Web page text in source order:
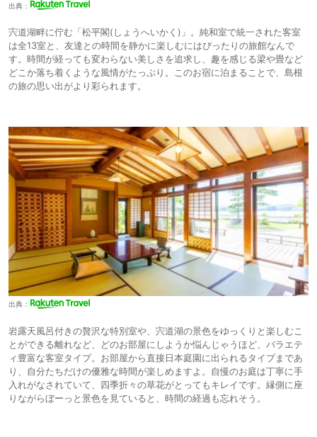
出典：
宍道湖畔に佇む「松平閣(しょうへいかく)」。純和室で統一された客室
は全13室と、友達との時間を静かに楽しむにはぴったりの旅館なんで
す。時間が経っても変わらない美しさを追求し、趣を感じる梁や畳など
どこか落ち着くような風情がたっぷり。このお宿に泊まることで、島根
の旅の思い出がより彩られます。
出典：
岩露天風呂付きの贅沢な特別室や、宍道湖の景色をゆっくりと楽しむこ
とができる離れなど、どのお部屋にしようか悩んじゃうほど、バラエテ
ィ豊富な客室タイプ。お部屋から直接日本庭園に出られるタイプまであ
り、自分たちだけの優雅な時間が楽しめますよ。自慢のお庭は丁寧に手
入れがなされていて、四季折々の草花がとってもキレイです。縁側に座
りながらぼーっと景色を見ていると、時間の経過も忘れそう。